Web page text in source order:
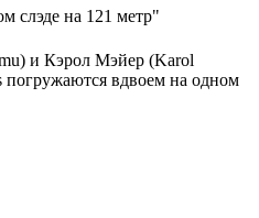
слэде на 121 метр"
и Кэрол Мэйер (Karol
вдвоем на одном